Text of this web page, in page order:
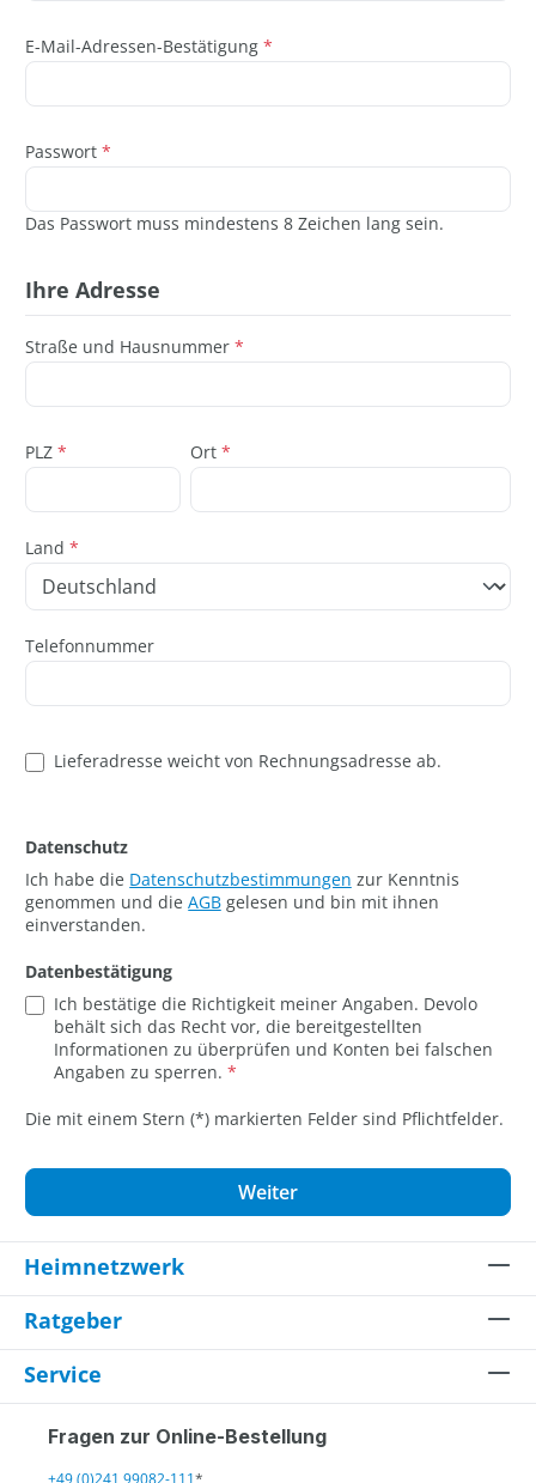
E-Mail-Adressen-Bestätigung *
Passwort *
Das Passwort muss mindestens 8 Zeichen lang sein.
Ihre Adresse
Straße und Hausnummer *
PLZ * Ort *
Land *
Telefonnummer
Lieferadresse weicht von Rechnungsadresse ab.
Datenschutz
Ich habe die Datenschutzbestimmungen zur Kenntnis
genommen und die AGB gelesen und bin mit ihnen
einverstanden.
Datenbestätigung
Ich bestätige die Richtigkeit meiner Angaben. Devolo
behält sich das Recht vor, die bereitgestellten
Informationen zu überprüfen und Konten bei falschen
Angaben zu sperren. *
Die mit einem Stern (*) markierten Felder sind Pflichtfelder.
Weiter
Heimnetzwerk
Ratgeber
Service
Fragen zur Online-Bestellung
+49 (0)241 99082-111*